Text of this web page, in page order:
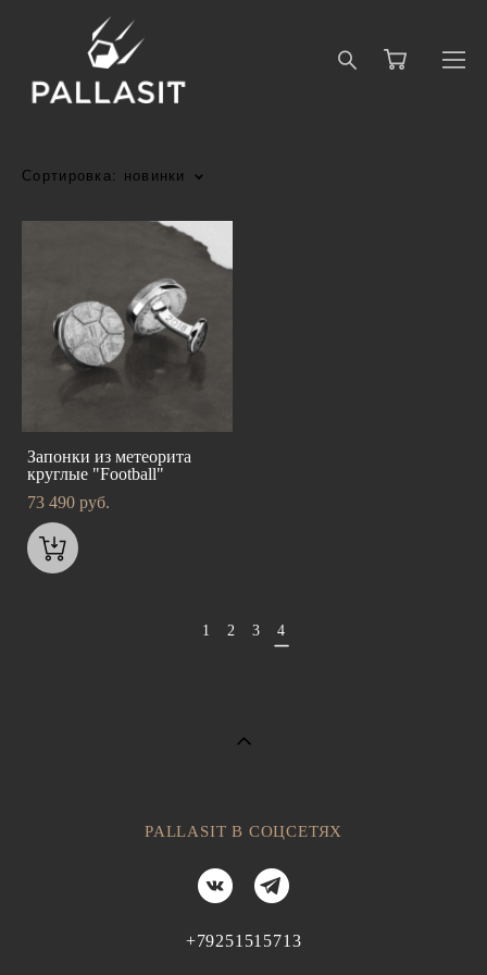
Сортировка: новинки
Запонки из метеорита
круглые "Football"
73 490 pуб.
1 2 3 4
PALLASIT В СОЦСЕТЯХ
+79251515713